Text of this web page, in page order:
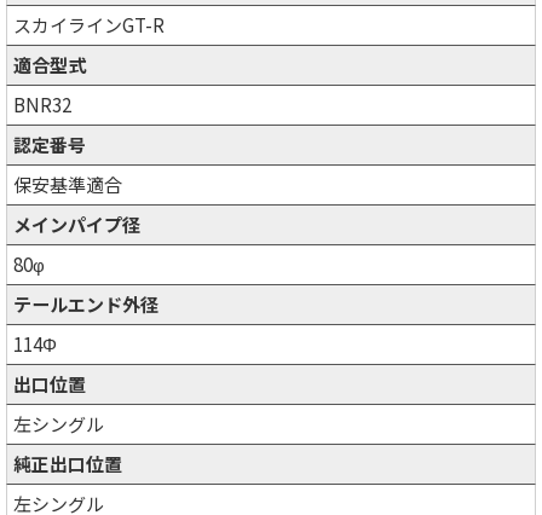
スカイラインGT-R
適合型式
BNR32
認定番号
保安基準適合
メインパイプ径
80φ
テールエンド外径
114Φ
出口位置
左シングル
純正出口位置
左シングル